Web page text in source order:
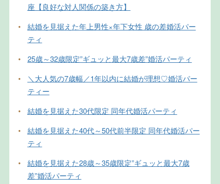
座【良好な対人関係の築き方】
•
結婚を見据えた年上男性×年下女性 歳の差婚活パー
ティ
•
25歳～32歳限定”ギュッと最大7歳差”婚活パーティ
•
＼大人気の7歳幅／1年以内に結婚が理想♡婚活パー
ティー
•
結婚を見据えた30代限定 同年代婚活パーティ
•
結婚を見据えた40代～50代前半限定 同年代婚活パー
ティ
•
結婚を見据えた28歳～35歳限定”ギュッと最大7歳
差”婚活パーティ